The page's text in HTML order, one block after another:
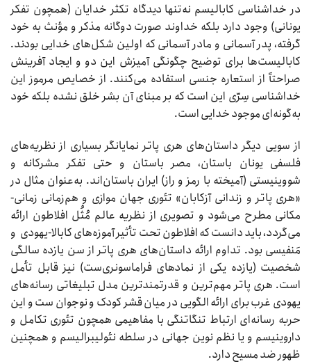
در خداشناسی کابالیسم نه‌تنها دیدگاه تکثر خدایان (همچون تفکر
یونانی) وجود دارد بلکه خداوند صورت دوگانه مذکر و مؤنث به خود
گرفته، پدر آسمانی و مادر آسمانی که اولین شکل‌های خدایی بودند.
کابالیست‌ها برای توضیح چگونگی آمیزش این دو و ایجاد آفرینش
صراحتاً از استعاره جنسی استفاده می‌کنند. از خصایص مرموز این
خداشناسی سِرّی این است که بر مبنای آن بشر خلق نشده بلکه خود
به‌گونه‌ای موجود خدایی است.
از سویی دیگر داستان‌های هری پاتر نمایانگر بسیاری از نظریه‌های
فلسفی یونان باستان، مصر باستان و حتی تفکر مشرکانه و
شووینیستی (آمیخته با رمز و راز) ایران باستان‌اند. به‌عنوان مثال در
«هری پاتر و زندانی آزکابان» تئوری جهان موازی و هم‌زمانی زمانی-
مکانی مطرح می‌شود و تصویری از نظریه عالم مُثُل افلاطون ارائه
می‌گردد، باید دانست که افلاطون تحت تأثیر آموزه‌های کابالا-یهودی و
مَنفیسی بود. تداوم ارائه داستان‌های هری پاتر از سن یازده سالگی
شخصیت (یازده یکی از نمادهای فراماسونری‌ست) نیز قابل تأمل
است. هری پاتر مهم‌ترین و قدرتمندترین مدل تبلیغاتی رسانه‌های
یهودی غرب برای ارائه الگویی در میان قشر کودک و نوجوان ست و این
حربه رسانه‌ای ارتباط تنگاتنگی با مفاهیمی همچون تئوری تکامل و
داروینیسم و یا نظم نوین جهانی در سلطه نئولیبرالیسم و همچنین
ظهور ضد مسیح دارد.